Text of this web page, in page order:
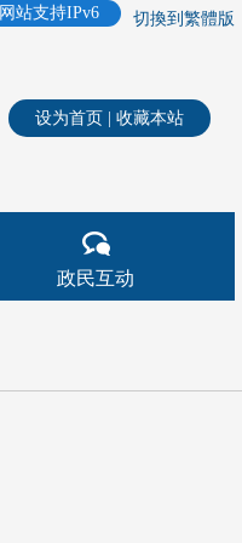
切換到繁體版
网站支持IPv6
设为首页 收藏本站
政民互动